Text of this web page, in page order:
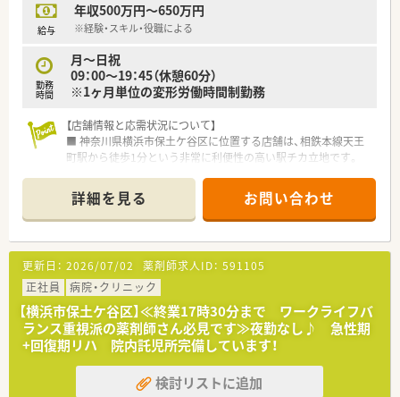
給与
年収500万円～650万円
※経験・スキル・役職による
勤務
時間
月～日祝
09：00～19：45（休憩60分）
※1ヶ月単位の変形労働時間制勤務
【店舗情報と応需状況について】
■ 神奈川県横浜市保土ケ谷区に位置する店舗は、相鉄本線天王
町駅から徒歩1分という非常に利便性の高い駅チカ立地です。
外科と多岐にわたり、面応需も多いことが特徴です。
■ 1日あたりの処方箋応需枚数は80枚から100枚であり、常勤4
名、パート2名、事務2名の体制で対応されています。
【法人特徴について】
■ 関東および東海に717店舗を展開している調剤併設型ドラッ
グストアチェーンであり、安定した経営基盤を持っています。
■ 東京・神奈川の合計店舗数は業界No.1を誇り、人口増加の首都
圏で高いシェアを確保し、連続成長34年を更新中です。
■ 東証プライム市場上場企業として、業界トップクラスの経常
利益を継続しているため、企業の安定性は抜群です。
【こんな取り組みをしています】
詳細を見る お問い合わせ
更新日： 2026/07/02 薬剤師求人ID： 591105
正社員
病院・クリニック
【横浜市保土ケ谷区】≪終業17時30分まで ワークライフバ
ランス重視派の薬剤師さん必見です≫夜勤なし♪ 急性期
+回復期リハ 院内託児所完備しています！
検討リストに追加